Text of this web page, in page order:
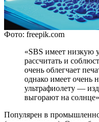
Фото: freepik.com
«SBS имеет низкую
рассчитать и
очень облегчает
однако имеет очень
ультрафиолету —
выгорают на
Популярен в